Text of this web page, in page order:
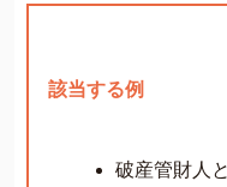
該当する例
破産管財人